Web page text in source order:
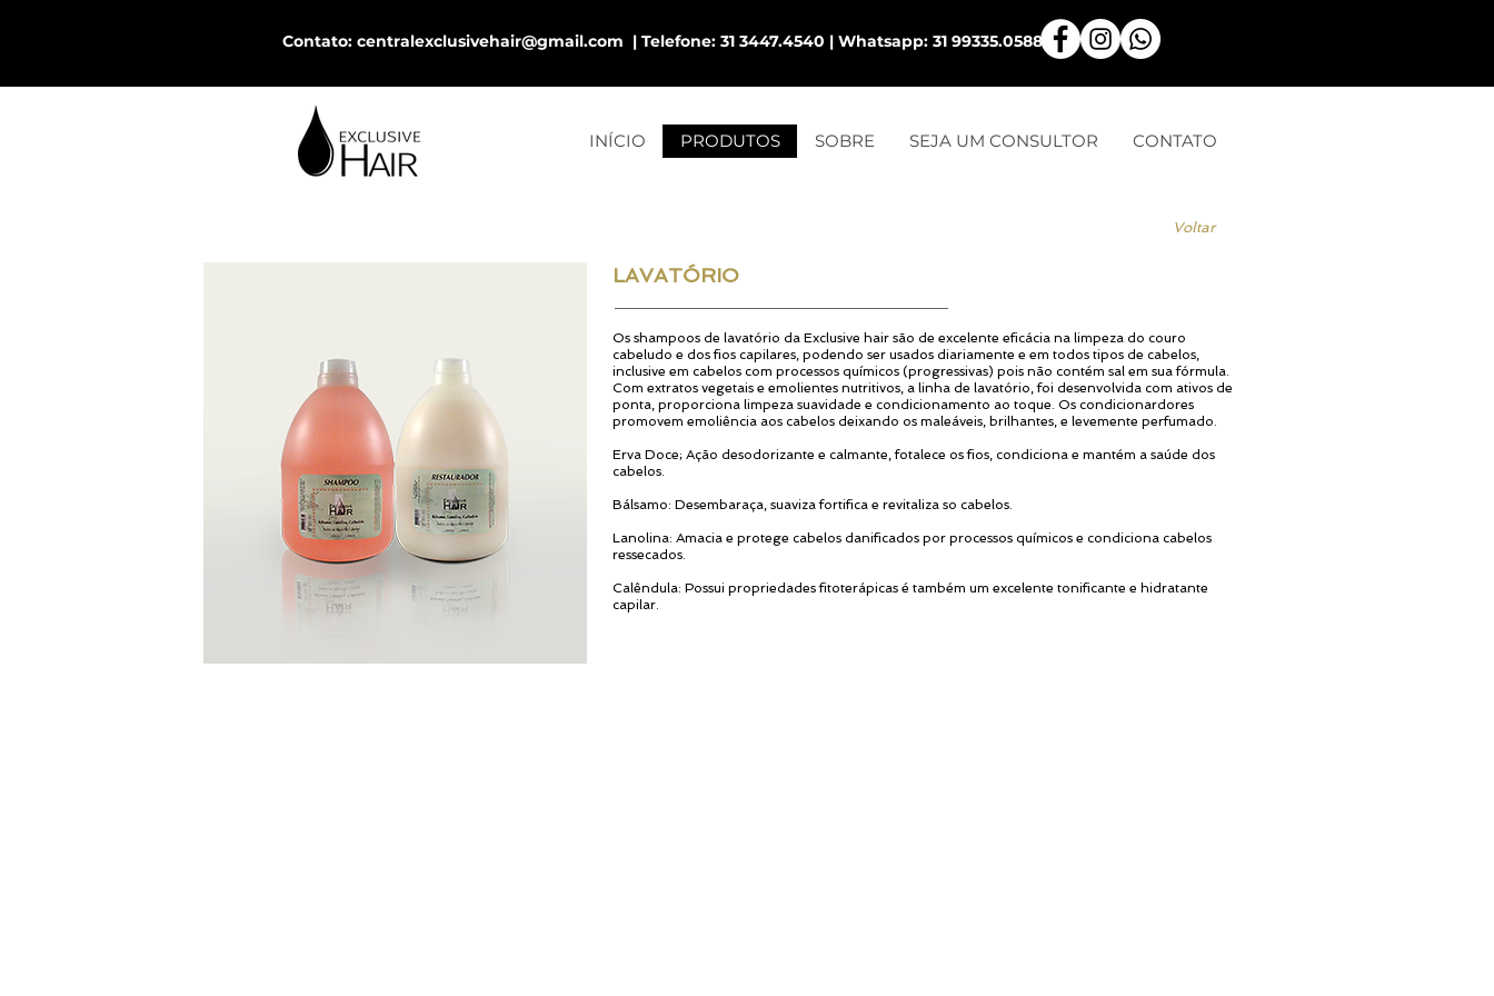
Contato: centralexclusivehair@gmail.com | Telefone: 31 3447.4540 | Whatsapp: 31 99335.0588
INÍCIO PRODUTOS SOBRE SEJA UM CONSULTOR CONTATO
Voltar
LAVATÓRIO
Os shampoos de lavatório da Exclusive hair são de excelente eficácia na limpeza do couro
cabeludo e dos fios capilares, podendo ser usados diariamente e em todos tipos de cabelos,
inclusive em cabelos com processos químicos (progressivas) pois não contém sal em sua fórmula.
Com extratos vegetais e emolientes nutritivos, a linha de lavatório, foi desenvolvida com ativos de
ponta, proporciona limpeza suavidade e condicionamento ao toque. Os condicionardores
promovem emoliência aos cabelos deixando os maleáveis, brilhantes, e levemente perfumado.
Erva Doce; Ação desodorizante e calmante, fotalece os fios, condiciona e mantém a saúde dos
cabelos.
Bálsamo: Desembaraça, suaviza fortifica e revitaliza so cabelos.
Lanolina: Amacia e protege cabelos danificados por processos químicos e condiciona cabelos
ressecados.
Calêndula: Possui propriedades fitoterápicas é também um excelente tonificante e hidratante
capilar.